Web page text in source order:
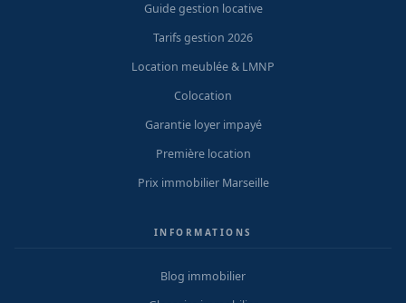
Guide gestion locative
Tarifs gestion 2026
Location meublée & LMNP
Colocation
Garantie loyer impayé
Première location
Prix immobilier Marseille
INFORMATIONS
Blog immobilier